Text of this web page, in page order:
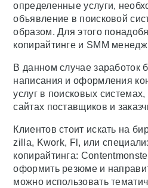
определенные услуги,
объявление в поисковой
образом. Для этого
копирайтинге и SMM
В данном случае заработок
написания и оформления
услуг в поисковых
сайтах поставщиков и
Клиентов стоит искать на
zilla, Kwork, Fl, или
копирайтинга:
оформить резюме и
можно использовать